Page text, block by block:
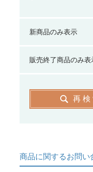
新商品のみ表示
販売終了商品のみ表
再検
商品に関するお問い